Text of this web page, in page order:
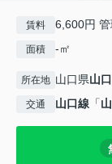
賃料 6,600円
面積 -㎡
所在地 山口県山
交通 山口線 「